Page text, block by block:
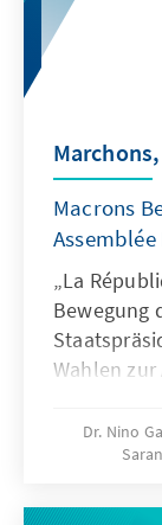
Macrons
„La
Bewegung
Wahlen
von 577
Mehrheit
die mit
Dr. Nino